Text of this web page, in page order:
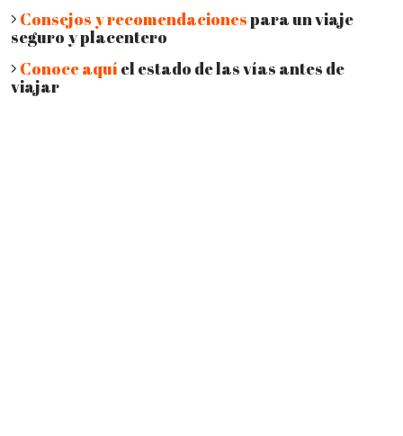
Consejos y recomendacionespara un viaje
seguro y placentero
Conoce aquíel estado de las vías antes de
viajar